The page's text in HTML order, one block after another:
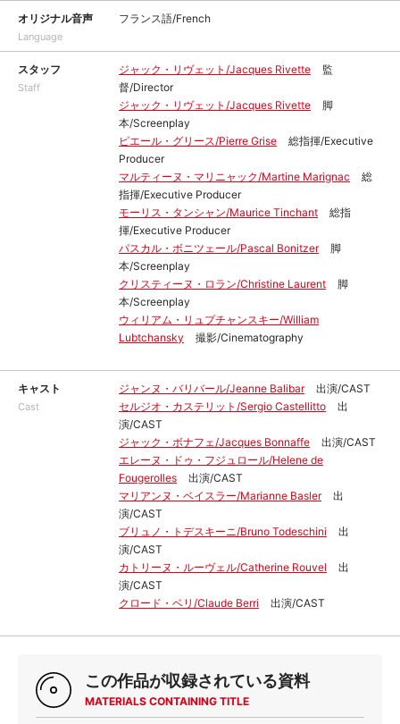
オリジナル音声
Language
フランス語/French
スタッフ
Staff
ジャック・リヴェット/Jacques Rivette
監
督/Director
ジャック・リヴェット/Jacques Rivette
脚
本/Screenplay
ピエール・グリース/Pierre Grise
総指揮/Executive
Producer
マルティーヌ・マリニャック/Martine Marignac
総
指揮/Executive Producer
モーリス・タンシャン/Maurice Tinchant
総指
揮/Executive Producer
パスカル・ボニツェール/Pascal Bonitzer
脚
本/Screenplay
クリスティーヌ・ロラン/Christine Laurent
脚
本/Screenplay
ウィリアム・リュプチャンスキー/William
Lubtchansky
撮影/Cinematography
キャスト
Cast
ジャンヌ・バリバール/Jeanne Balibar
出演/CAST
セルジオ・カステリット/Sergio Castellitto
出
演/CAST
ジャック・ボナフェ/Jacques Bonnaffe
出演/CAST
エレーヌ・ドゥ・フジュロール/Helene de
Fougerolles
出演/CAST
マリアンヌ・ベイスラー/Marianne Basler
出
演/CAST
ブリュノ・トデスキーニ/Bruno Todeschini
出
演/CAST
カトリーヌ・ルーヴェル/Catherine Rouvel
出
演/CAST
クロード・ベリ/Claude Berri
出演/CAST
この作品が収録されている資料
MATERIALS CONTAINING TITLE